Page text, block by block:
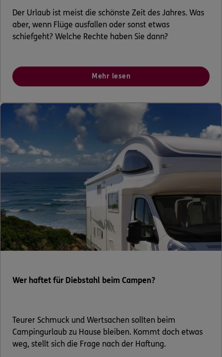
Bequem online oder telefonisch.
0800 / 3746 555
Mo–Sa 7–20 Uhr (gebührenfrei)
ERGO Berater finden
Kundenportal Log-in
Der Urlaub ist meist die schönste Zeit des Jahres. Was
aber, wenn Flüge ausfallen oder sonst etwas
schiefgeht? Welche Rechte haben Sie dann?
Mehr lesen
Wer haftet für Diebstahl beim Campen?
Teurer Schmuck und Wertsachen sollten beim
Campingurlaub zu Hause bleiben. Kommt doch etwas
weg, stellt sich die Frage nach der Haftung.